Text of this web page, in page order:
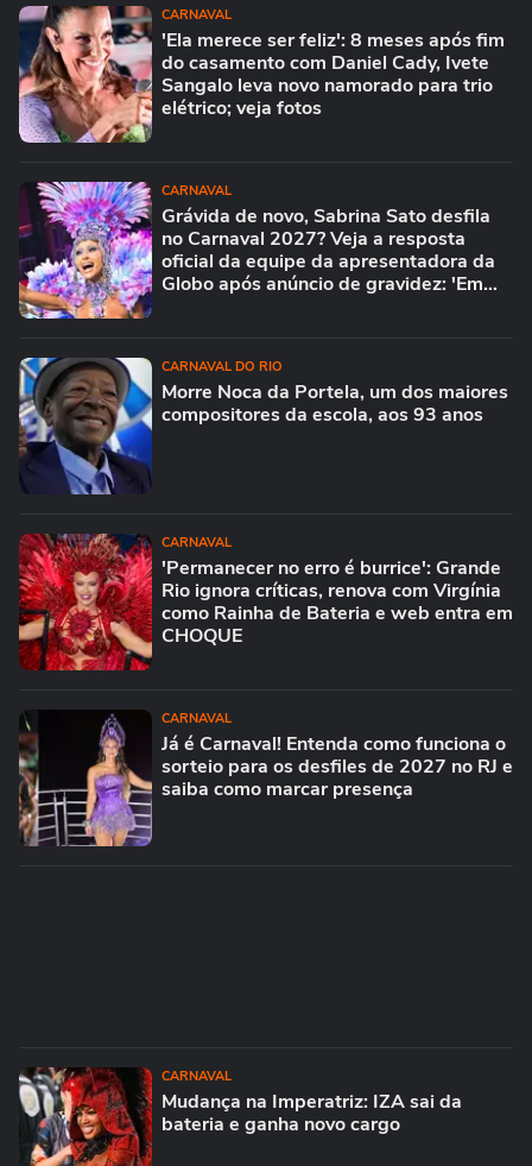
CARNAVAL
'Ela merece ser feliz': 8 meses após fim
do casamento com Daniel Cady, Ivete
Sangalo leva novo namorado para trio
elétrico; veja fotos
CARNAVAL
Grávida de novo, Sabrina Sato desfila
no Carnaval 2027? Veja a resposta
oficial da equipe da apresentadora da
Globo após anúncio de gravidez: 'Em
CARNAVAL DO RIO
Morre Noca da Portela, um dos maiores
compositores da escola, aos 93 anos
CARNAVAL
'Permanecer no erro é burrice': Grande
Rio ignora críticas, renova com Virgínia
como Rainha de Bateria e web entra em
CHOQUE
CARNAVAL
Já é Carnaval! Entenda como funciona o
sorteio para os desfiles de 2027 no RJ e
saiba como marcar presença
CARNAVAL
Mudança na Imperatriz: IZA sai da
bateria e ganha novo cargo